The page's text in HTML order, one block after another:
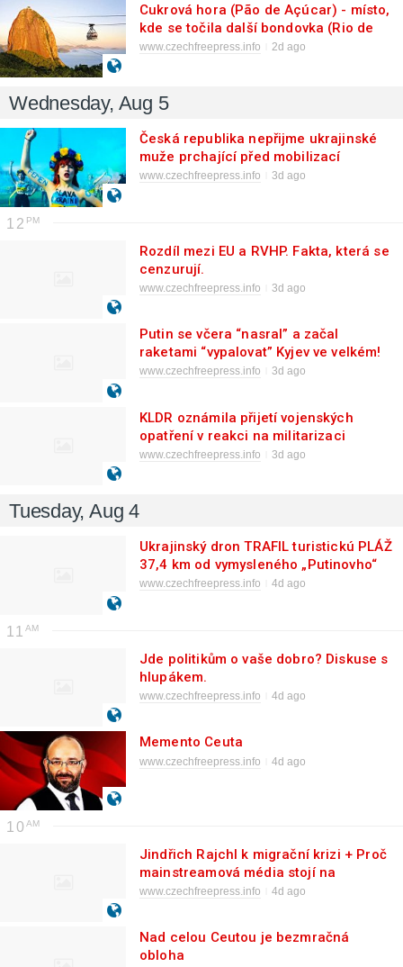
Cukrová hora (Pão de Açúcar) - místo,
kde se točila další bondovka (Rio de
Janeiro, Brazílie)
www.czechfreepress.info 2d ago
Wednesday, Aug 5
Česká republika nepřijme ukrajinské
muže prchající před mobilizací
www.czechfreepress.info 3d ago
12
Rozdíl mezi EU a RVHP. Fakta, která se
cenzurují.
www.czechfreepress.info 3d ago
Putin se včera “nasral” a začal
raketami “vypalovat” Kyjev ve velkém!
Američanům došli rakety!
www.czechfreepress.info 3d ago
KLDR oznámila přijetí vojenských
opatření v reakci na militarizaci
Japonska
www.czechfreepress.info 3d ago
Tuesday, Aug 4
Ukrajinský dron TRAFIL turistickú PLÁŽ
37,4 km od vymysleného „Putinovho“
paláca a iné KLAMSTVÁ o
www.czechfreepress.info 4d ago
11
Jde politikům o vaše dobro? Diskuse s
hlupákem.
www.czechfreepress.info 4d ago
Memento Ceuta
www.czechfreepress.info 4d ago
10
Jindřich Rajchl k migrační krizi + Proč
mainstreamová média stojí na
barikádách kvůli Deníku N
www.czechfreepress.info 4d ago
Nad celou Ceutou je bezmračná
obloha